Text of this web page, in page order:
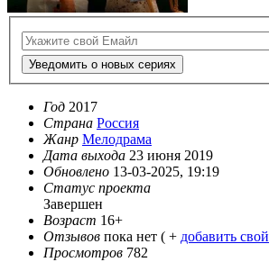
Уведомить о новых сериях
Год 2017
Страна Россия
Жанр Мелодрама
Дата выхода 23 июня 2019
Обновлено 13-03-2025, 19:19
Статус проекта
Завершен
Возраст 16+
Отзывов пока нет ( + добавить свой
Просмотров 782